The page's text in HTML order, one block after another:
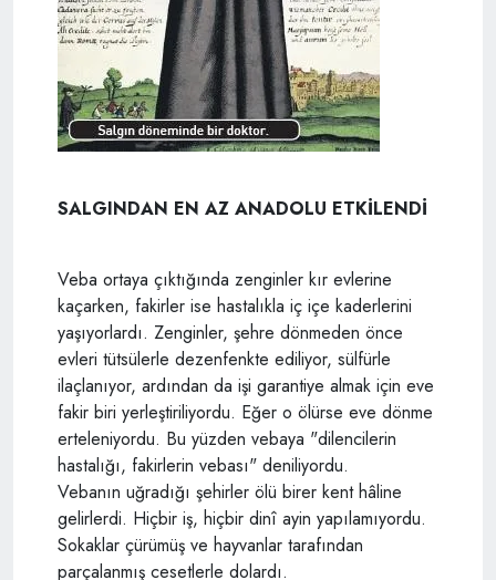
SALGINDAN EN AZ ANADOLU ETKİLENDİ
Veba ortaya çıktığında zenginler kır evlerine
kaçarken, fakirler ise hastalıkla iç içe kaderlerini
yaşıyorlardı. Zenginler, şehre dönmeden önce
evleri tütsülerle dezenfenkte ediliyor, sülfürle
ilaçlanıyor, ardından da işi garantiye almak için eve
fakir biri yerleştiriliyordu. Eğer o ölürse eve dönme
erteleniyordu. Bu yüzden vebaya "dilencilerin
hastalığı, fakirlerin vebası" deniliyordu.
Vebanın uğradığı şehirler ölü birer kent hâline
gelirlerdi. Hiçbir iş, hiçbir dinî ayin yapılamıyordu.
Sokaklar çürümüş ve hayvanlar tarafından
parçalanmış cesetlerle dolardı.